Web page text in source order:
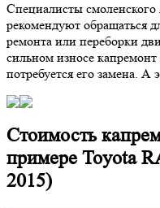
Специалисты
рекомендуют обращаться
ремонта или переборки
сильном износе капремонт
потребуется его замена. А
Стоимость
примере Toyota
2015)